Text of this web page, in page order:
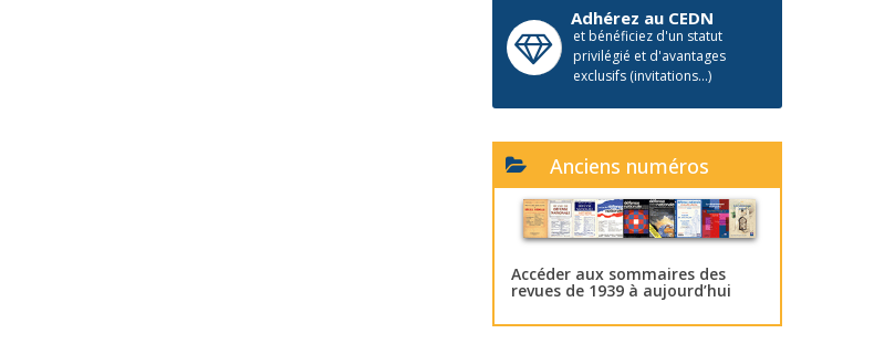
Adhérez au CEDN
et bénéficiez d'un statut
privilégié et d'avantages
exclusifs (invitations...)
Anciens numéros
Accéder aux sommaires des
revues de 1939 à aujourd’hui